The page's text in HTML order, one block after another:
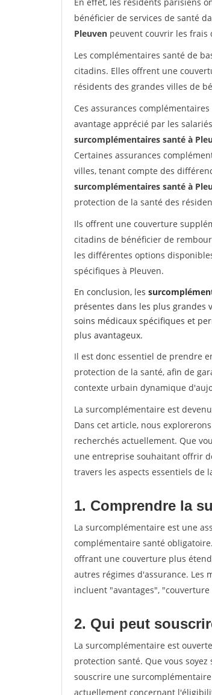
bénéficier de services de santé
Pleuven peuvent couvrir les frais
Les complémentaires santé de
citadins. Elles offrent une
résidents des grandes villes de
Ces assurances
avantage apprécié par les
surcomplémentaires santé à
Certaines assurances
villes, tenant compte des
surcomplémentaires santé à
protection de la santé des
Ils offrent une couverture
citadins de bénéficier de
les différentes options
spécifiques à Pleuven.
En conclusion, les
présentes dans les plus grandes
soins médicaux spécifiques et
plus avantageux.
Il est donc essentiel de prendre
protection de la santé, afin de
contexte urbain dynamique
La surcomplémentaire est
Dans cet article, nous
recherchés actuellement. Que
une entreprise souhaitant offrir
travers les aspects essentiels de
1. Comprendre la
La surcomplémentaire est une
complémentaire santé
offrant une couverture plus
autres régimes d'assurance. Les
incluent "avantages",
2. Qui peut
La surcomplémentaire est
protection santé. Que vous
souscrire une
actuellement concernant